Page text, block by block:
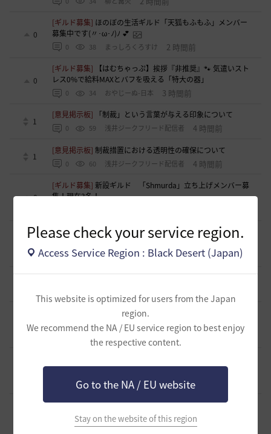
Please check your service region.
Access Service Region : Black Desert (Japan)
This website is optimized for users from the Japan
region.
We recommend the NA / EU service region to best enjoy
the respective content.
Go to the NA / EU website
Stay on the website of this region
0
[ギルド募集] ほのぼの生活ギルド「天狐もふもふ」メンバー
募集中です(〃･ω･ﾉ)ﾉ 💕
0 38 まっしろくろすけ 2 時間前
0
[ギルド募集]
【はむちゃっぷ】挨拶『非推奨』🐾 気遣いスト
レス0%で給料MAXとバフを吸える「特大の器」
0 34 おやじーぬ-日本 3 時間前
1
[意見掲示板] 「制裁」という言葉が与える印象について
0 59 浅井ジークフリード配信者 4 時間前
1
[意見掲示板]制裁措置における透明性の確保について
0 60 浅井ジークフリード配信者 4 時間前
0
[ギルド募集]新設ギルド 「Shmurda」立ち上げメンバー募
集！現在3名！
[意見掲示板]「ねんどろいど ウサ」の制作過程に関する広
報・情報開示について（提案）
0 92 浅井ジークフリード配信者 11 時間前
[ギルド募集]小型ギルド【KeepOn】ギルメン募集です
0
◇🔶【SOLATIO】メンバー募集!新規復帰者さん
も歓迎！🔶◇
183 たりほー-日本 19 時間前
中！🩷🧡💛💚💙🩵💜
198 花ノひろみん 20 時間前
[ギルド募集]【クラバート】初心者、復帰、ベテラン、移
籍、チャットが苦手な方も歓迎致します
184 xマキナx-日本 20 時間前